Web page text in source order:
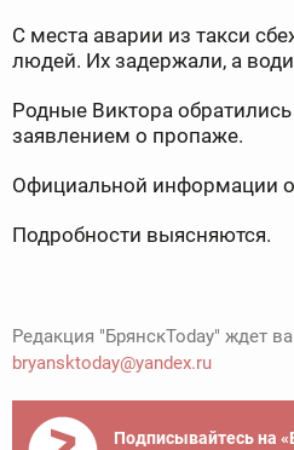
С места аварии из такси
людей. Их задержали, а
Родные Виктора
заявлением о пропаже.
Официальной информации
Подробности выясняются.
Редакция "БрянскToday" ждет
bryansktoday@yandex.ru
Подписывайтесь на